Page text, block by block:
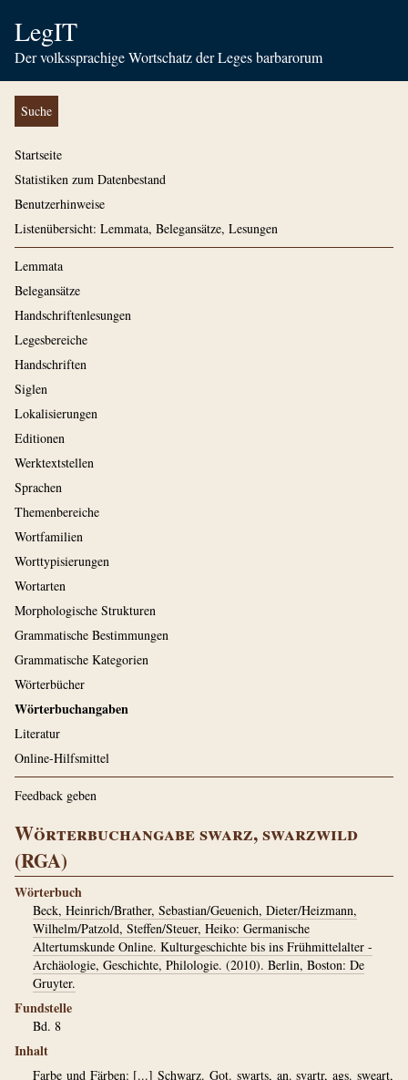
LegIT
Der volkssprachige Wortschatz der Leges barbarorum
Suche
Startseite
Statistiken zum Datenbestand
Benutzerhinweise
Listenübersicht: Lemmata, Belegansätze, Lesungen
Lemmata
Belegansätze
Handschriftenlesungen
Legesbereiche
Handschriften
Siglen
Lokalisierungen
Editionen
Werktextstellen
Sprachen
Themenbereiche
Wortfamilien
Worttypisierungen
Wortarten
Morphologische Strukturen
Grammatische Bestimmungen
Grammatische Kategorien
Wörterbücher
Wörterbuchangaben
Literatur
Online-Hilfsmittel
Feedback geben
Wörterbuchangabe swarz, swarzwild
(RGA)
Wörterbuch
Beck, Heinrich/Brather, Sebastian/Geuenich, Dieter/Heizmann,
Wilhelm/Patzold, Steffen/Steuer, Heiko: Germanische
Altertumskunde Online. Kulturgeschichte bis ins Frühmittelalter -
Archäologie, Geschichte, Philologie. (2010). Berlin, Boston: De
Gruyter.
Fundstelle
Bd. 8
Inhalt
Farbe und Färben: [...] Schwarz. Got. swarts, an. svartr, ags. sweart,